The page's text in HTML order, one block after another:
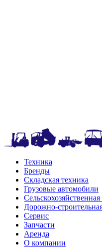
Техника
Бренды
Складская техника
Грузовые автомобили
Дорожно-
Сервис
Запчасти
Аренда
О компании